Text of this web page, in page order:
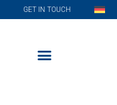
GET IN TOUCH